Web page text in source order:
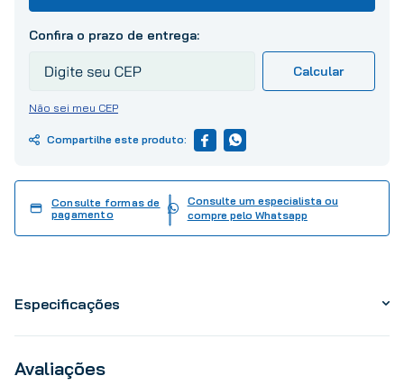
Não sei meu CEP
Consulte formas de
pagamento
Consulte um especialista ou
compre pelo Whatsapp
Especificações
Avaliações